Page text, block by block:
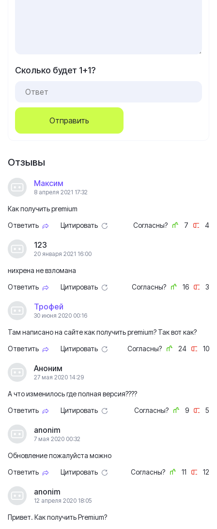
Сколько будет 1+1?
Отправить
Отзывы
Максим
8 апреля 2021 17:32
Как получить premium
Ответить
Цитировать Согласны? 7 4
123
20 января 2021 16:00
нихрена не взломана
Ответить
Цитировать Согласны? 16 3
Трофей
30 июня 2020 00:16
Там написано на сайте как получить premium? Так вот как?
Ответить
Цитировать Согласны? 24 10
Аноним
27 мая 2020 14:29
А что изменилось где полная версия????
Ответить
Цитировать Согласны? 9 5
anonim
7 мая 2020 00:32
Обновление пожалуйста можно
Ответить
Цитировать Согласны? 11 12
anonim
12 апреля 2020 18:05
Привет. Как получить Premium?